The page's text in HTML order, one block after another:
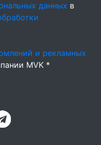
данных в
и рекламных
MVK *